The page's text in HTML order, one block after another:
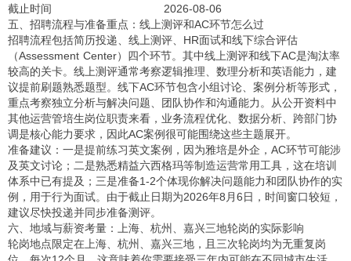
截止时间
2026-08-06
五、招聘流程与准备重点：线上测评和AC环节怎么过
招聘流程包括简历投递、线上测评、HR面试和线下综合评估
（Assessment Center）四个环节。其中线上测评和线下AC是淘汰率
较高的关卡。线上测评通常考察逻辑推理、数理分析和英语能力，建
议提前刷题熟悉题型。线下AC环节包含小组讨论、案例分析等形式，
重点考察独立分析与解决问题、团队协作和沟通能力。从公开资料中
其他运营管培生岗位职责来看，业务流程优化、数据分析、跨部门协
调是核心能力要求，因此AC案例很可能围绕这些主题展开。
准备建议：一是提前练习英文案例，因为雅培是外企，AC环节可能涉
及英文讨论；二是熟悉精益六西格玛等制造运营常用工具，这在培训
体系中已有提及；三是准备1-2个体现你解决问题能力和团队协作的实
例，用于行为面试。由于截止日期为2026年8月6日，时间窗口较短，
建议尽快投递并同步准备测评。
六、地域与薪资考量：上海、杭州、嘉兴三地轮岗的实际影响
轮岗地点限定在上海、杭州、嘉兴三地，且三次轮岗均为无重复岗